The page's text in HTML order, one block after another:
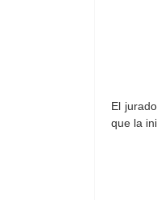
El
que la